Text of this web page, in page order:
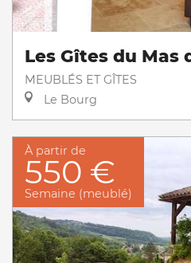
Les Gîtes du Mas
MEUBLÉS ET GÎTES
Le Bourg
À partir de
550 €
Semaine (meublé)